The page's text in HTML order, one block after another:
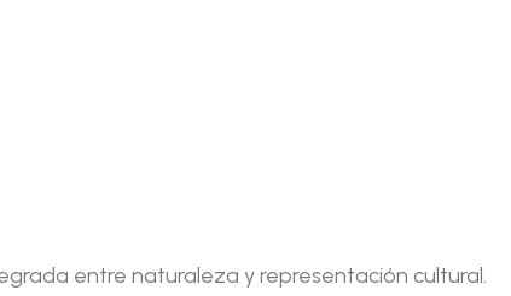
entre naturaleza y representación cultural.